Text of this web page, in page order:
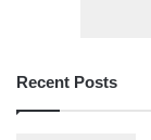
Recent Posts